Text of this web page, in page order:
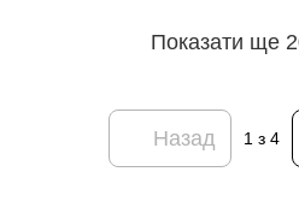
Показати ще
Назад 1з 4